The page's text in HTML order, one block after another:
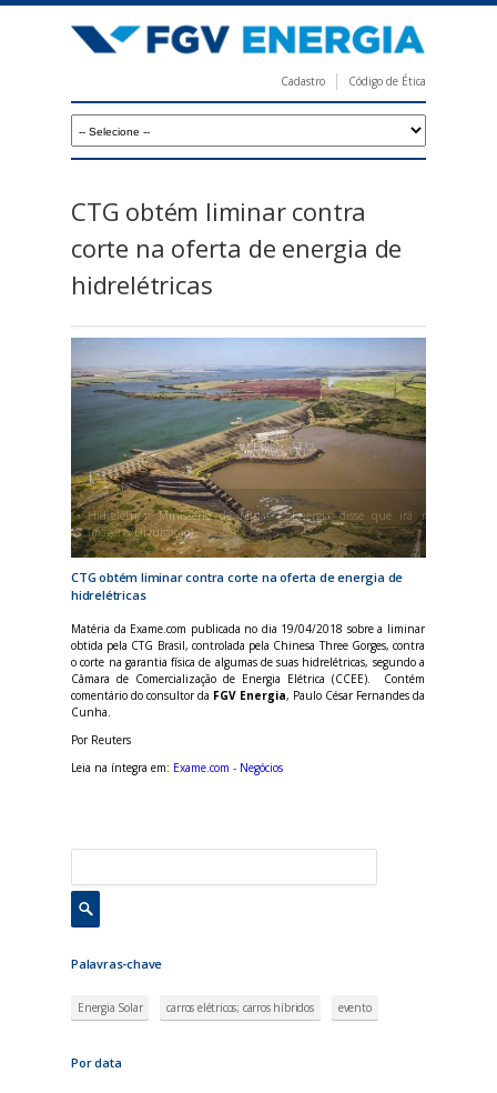
para
principal
V
e
r
g
Cadastro Código de Ética
CTG obtém liminar contra
corte na oferta de energia de
hidrelétricas
Hidrelétrica: Ministério de Minas e Energia disse que irá recorrer da
Imagens/Divulgação)
CTG obtém liminar contra corte na oferta de energia de
hidrelétricas
Matéria da Exame.com publicada no dia 19/04/2018 sobre a liminar
obtida pela CTG Brasil, controlada pela Chinesa Three Gorges, contra
o corte na garantia física de algumas de suas hidrelétricas, segundo a
Câmara de Comercialização de Energia Elétrica (CCEE). Contém
comentário do consultor da FGV Energia, Paulo César Fernandes da
Cunha.
Por Reuters
Leia na íntegra em: Exame.com - Negócios
Palavras-chave
Energia Solar carros elétricos; carros híbridos evento
Por data